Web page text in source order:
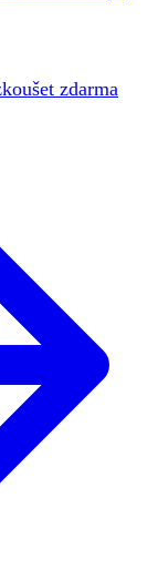
zdarma